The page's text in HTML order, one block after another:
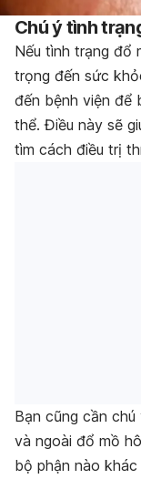
Chú ý tình
Nếu tình trạng đổ
trọng đến sức
đến bệnh viện để
thể. Điều này sẽ
tìm cách điều trị
Bạn cũng cần
và ngoài đổ mồ
bộ phận nào